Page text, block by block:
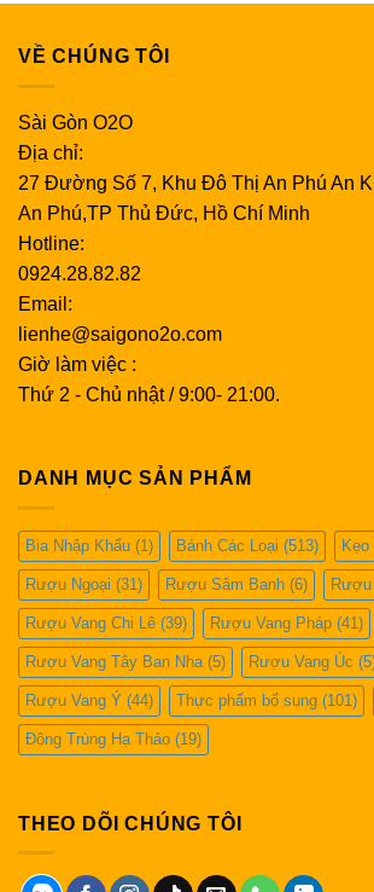
VỀ CHÚNG TÔI
Sài Gòn O2O
Địa chỉ:
27 Đường Số 7, Khu Đô Thị An Phú An
An Phú,TP Thủ Đức, Hồ Chí Minh
Hotline:
0924.28.82.82
Email:
lienhe@saigono2o.com
Giờ làm việc :
Thứ 2 - Chủ nhật / 9:00- 21:00.
DANH MỤC SẢN PHẨM
Bia Nhập Khẩu (1) Bánh Các Loại (513) Kẹo
Rượu Ngoại (31) Rượu Sâm Banh (6) Rượu
Rượu Vang Chi Lê (39) Rượu Vang Pháp (41)
Rượu Vang Tây Ban Nha (5) Rượu Vang Úc
Rượu Vang Ý (44) Thực phẩm bổ sung (101)
Đông Trùng Hạ Thảo (19)
THEO DÕI CHÚNG TÔI